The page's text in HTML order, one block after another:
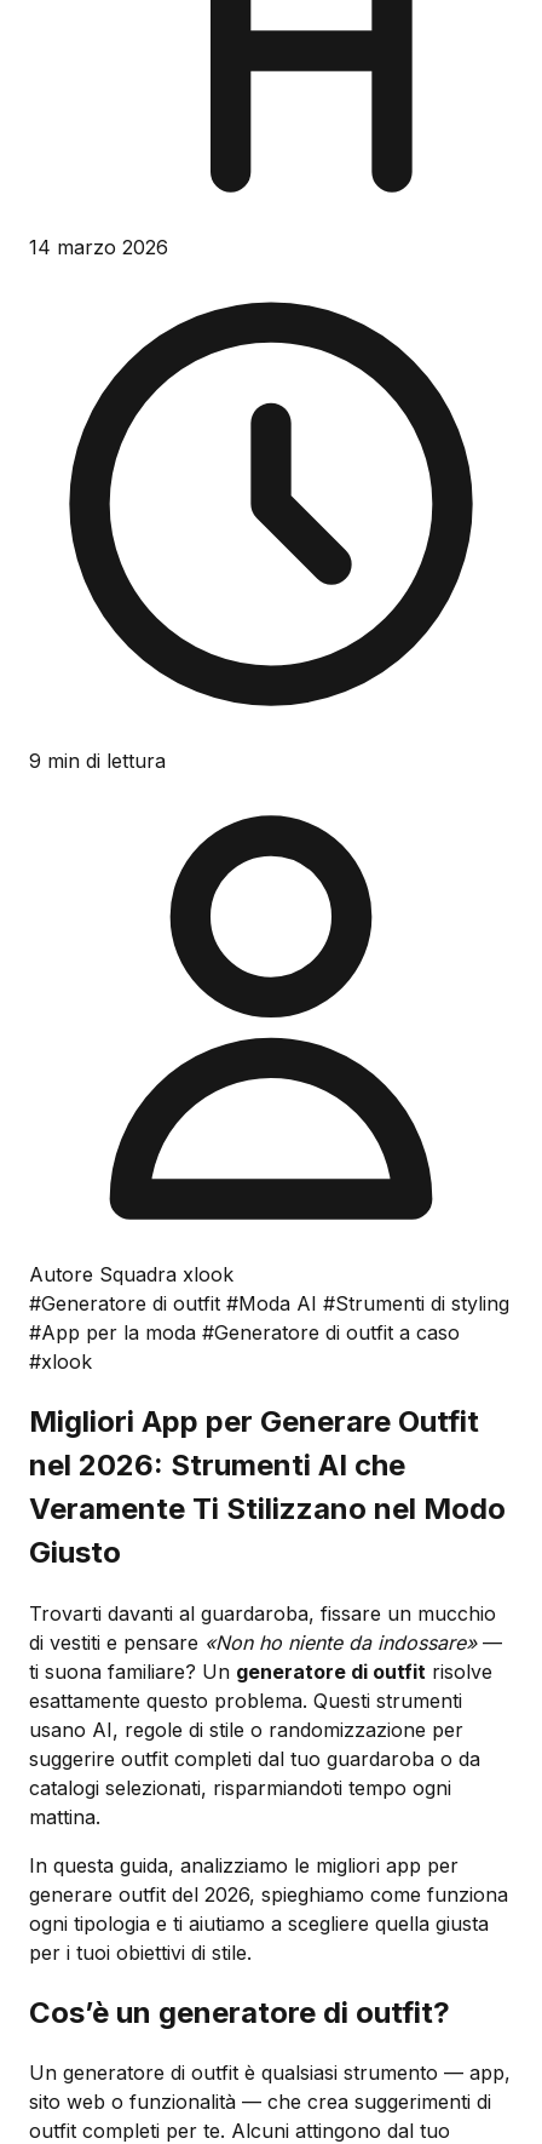
14 marzo 2026
9 min di lettura
Autore Squadra xlook
#Generatore di outfit #Moda AI #Strumenti di styling
#App per la moda #Generatore di outfit a caso
#xlook
Migliori App per Generare Outfit
nel 2026: Strumenti AI che
Veramente Ti Stilizzano nel Modo
Giusto
Trovarti davanti al guardaroba, fissare un mucchio
di vestiti e pensare «Non ho niente da indossare»—
ti suona familiare? Un generatore di outfit risolve
esattamente questo problema. Questi strumenti
usano AI, regole di stile o randomizzazione per
suggerire outfit completi dal tuo guardaroba o da
catalogi selezionati, risparmiandoti tempo ogni
mattina.
In questa guida, analizziamo le migliori app per
generare outfit del 2026, spieghiamo come funziona
ogni tipologia e ti aiutiamo a scegliere quella giusta
per i tuoi obiettivi di stile.
Cos’è un generatore di outfit?
Un generatore di outfit è qualsiasi strumento — app,
sito web o funzionalità — che crea suggerimenti di
outfit completi per te. Alcuni attingono dal tuo